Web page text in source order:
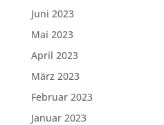
Juni 2023
Mai 2023
April 2023
März 2023
Februar 2023
Januar 2023